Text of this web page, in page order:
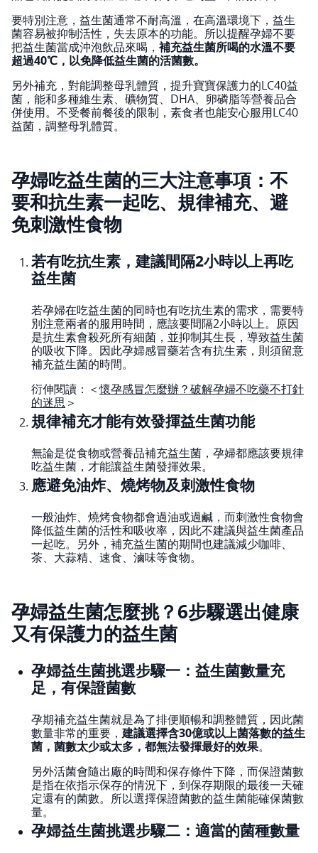
要特別注意，益生菌通常不耐高溫，在高溫環境下，益生
菌容易被抑制活性，失去原本的功能。所以提醒孕婦不要
把益生菌當成沖泡飲品來喝， 補充益生菌所喝的水溫不要
超過40℃，以免降低益生菌的活菌數。
另外補充，對能調整母乳體質，提升寶寶保護力的LC40益
菌，能和多種維生素、礦物質、DHA、卵磷脂等營養品合
併使用。不受餐前餐後的限制，素食者也能安心服用LC40
益菌，調整母乳體質。
孕婦吃益生菌的三大注意事項：不
要和抗生素一起吃、規律補充、避
免刺激性食物
若有吃抗生素，建議間隔2小時以上再吃
益生菌
若孕婦在吃益生菌的同時也有吃抗生素的需求，需要特
別注意兩者的服用時間，應該要間隔2小時以上。原因
是抗生素會殺死所有細菌，並抑制其生長，導致益生菌
的吸收下降。因此孕婦感冒藥若含有抗生素，則須留意
補充益生菌的時間。
衍伸閱讀：＜懷孕感冒怎麼辦？破解孕婦不吃藥不打針
的迷思 ＞
規律補充才能有效發揮益生菌功能
無論是從食物或營養品補充益生菌，孕婦都應該要規律
吃益生菌，才能讓益生菌發揮效果。
應避免油炸、燒烤物及刺激性食物
一般油炸、燒烤食物都會過油或過鹹，而刺激性食物會
降低益生菌的活性和吸收率，因此不建議與益生菌產品
一起吃。另外，補充益生菌的期間也建議減少咖啡、
茶、大蒜精、速食、滷味等食物。
孕婦益生菌怎麼挑？6步驟選出健康
又有保護力的益生菌
孕婦益生菌挑選步驟一：益生菌數量充
足，有保證菌數
孕期補充益生菌就是為了排便順暢和調整體質，因此菌
數量非常的重要， 建議選擇含30億或以上菌落數的益生
菌，菌數太少或太多，都無法發揮最好的效果。
另外活菌會隨出廠的時間和保存條件下降，而保證菌數
是指在依指示保存的情況下，到保存期限的最後一天確
定還有的菌數。所以選擇保證菌數的益生菌能確保菌數
量。
孕婦益生菌挑選步驟二：適當的菌種數量